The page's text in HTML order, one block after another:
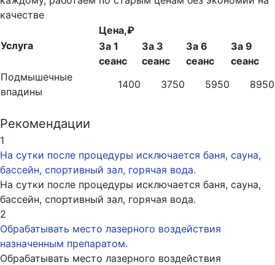
качестве
Услуга
Цена,₽
За 1
сеанс
За 3
сеанс
За 6
сеанс
За 9
сеанс
Подмышечные
впадины
1400 3750 5950 8950
Рекомендации
1
На сутки после процедуры исключается баня, сауна,
бассейн, спортивный зал, горячая вода.
На сутки после процедуры исключается баня, сауна,
бассейн, спортивный зал, горячая вода.
2
Обрабатывать место лазерного воздействия
назначенным препаратом.
Обрабатывать место лазерного воздействия